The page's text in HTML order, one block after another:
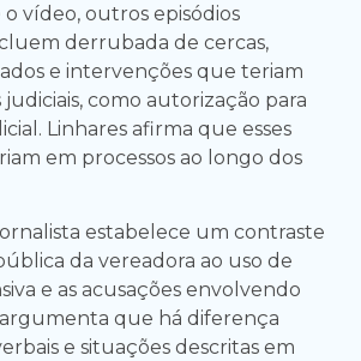
vídeo, outros episódios
derrubada de cercas,
e intervenções que teriam
como autorização para
Linhares afirma que esses
em processos ao longo dos
estabelece um contraste
da vereadora ao uso de
e as acusações envolvendo
que há diferença
e situações descritas em